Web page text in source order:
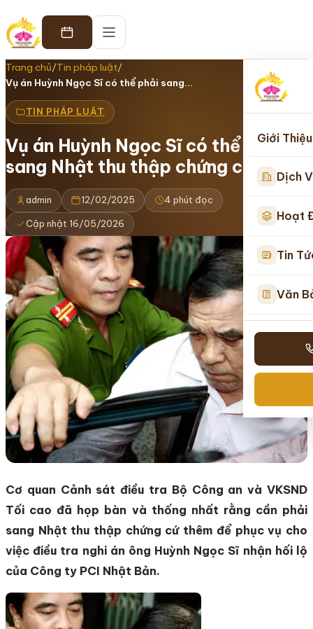
Giới Thiệu
Dịch
Hoạt
Tin
Văn
Trang chủ/Tin pháp luật/
Vụ án Huỳnh Ngọc Sĩ có thể phải sang…
TIN PHÁP LUẬT
Vụ án Huỳnh Ngọc Sĩ có thể phải
sang Nhật thu thập chứng cứ
admin 12/02/2025 4 phút đọc
Cập nhật 16/05/2026
Cơ quan Cảnh sát điều tra Bộ Công an và VKSND
Tối cao đã họp bàn và thống nhất rằng cần phải
sang Nhật thu thập chứng cứ thêm để phục vụ cho
việc điều tra nghi án ông Huỳnh Ngọc Sĩ nhận hối lộ
của Công ty PCI Nhật Bản.